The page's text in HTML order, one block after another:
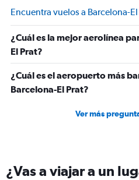
Encuentra vuelos a Barcelona-
¿Cuál es la mejor aerolínea
El Prat?
¿Cuál es el aeropuerto más
Barcelona-El Prat?
Ver más
¿Vas a viajar a un